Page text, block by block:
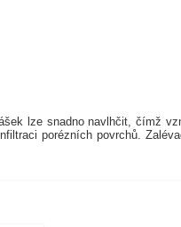
lze snadno navlhčit, čímž
porézních povrchů.